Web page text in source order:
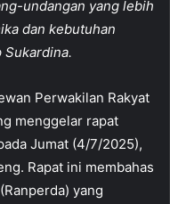
undangan yang lebih
dan kebutuhan
Sukardina.
Perwakilan Rakyat
menggelar rapat
Jumat (4/7/2025),
Rapat ini membahas
yang